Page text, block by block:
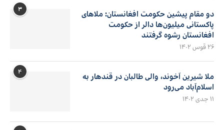
۳
دو مقام پیشین حکومت افغانستان: ملاهای
پاکستانی میلیون‌ها دالر از حکومت
افغانستان رشوه گرفتند
۲۶ قوس ۱۴۰۲
۴
ملا شیرین آخوند، والی طالبان در قندهار به
اسلام‌آباد می‌رود
۱۱ جدی ۱۴۰۲